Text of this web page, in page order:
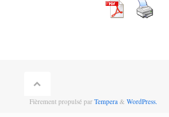
Fièrement propulsé par Tempera & WordPress.